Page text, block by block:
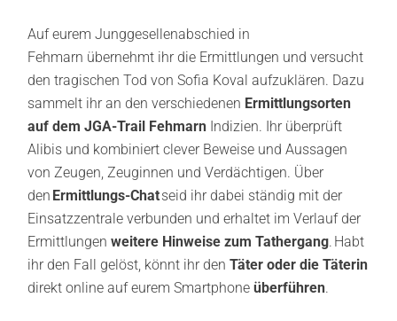
Auf eurem Junggesellenabschied in
Fehmarn übernehmt ihr die Ermittlungen und versucht
den tragischen Tod von Sofia Koval aufzuklären. Dazu
sammelt ihr an den verschiedenen Ermittlungsorten
auf dem JGA-Trail Fehmarn Indizien. Ihr überprüft
Alibis und kombiniert clever Beweise und Aussagen
von Zeugen, Zeuginnen und Verdächtigen. Über
den Ermittlungs-Chatseid ihr dabei ständig mit der
Einsatzzentrale verbunden und erhaltet im Verlauf der
Ermittlungen weitere Hinweise zum Tathergang. Habt
ihr den Fall gelöst, könnt ihr den Täter oder die Täterin
direkt online auf eurem Smartphone überführen.